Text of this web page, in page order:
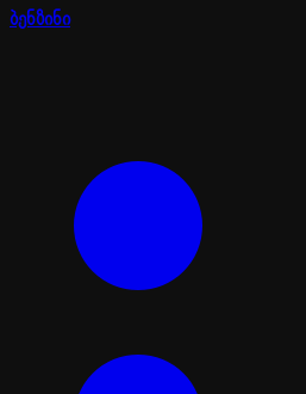
ბენზინი